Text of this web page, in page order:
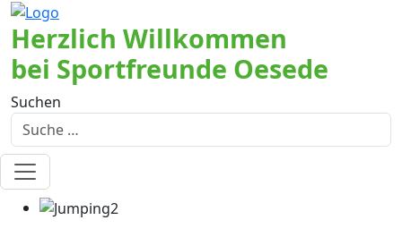
Herzlich Willkommen
bei Sportfreunde Oesede
Suchen